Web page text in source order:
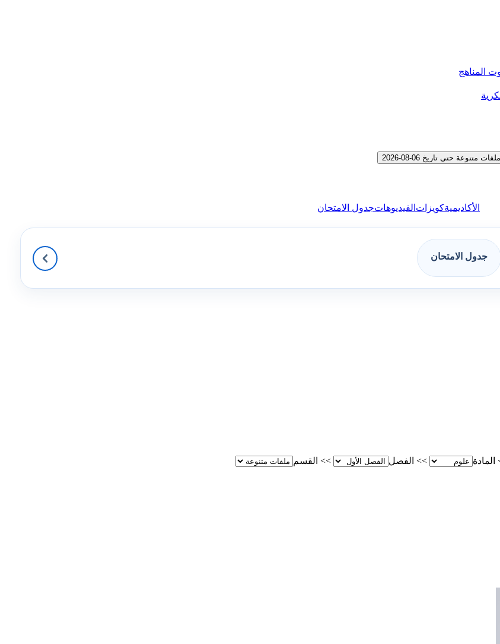
المناهج
حتى تاريخ 06-08-2026
الأكاديميةكويزات الفيديوهاتجدول الامتحان
جدول الامتحان
المادة >> الفصل >> القسم